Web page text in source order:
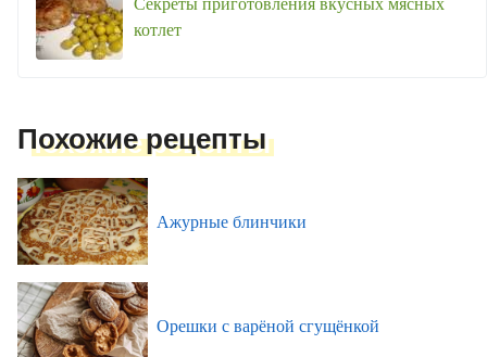
котлет
Похожие рецепты
Ажурные блинчики
Орешки с варёной сгущёнкой